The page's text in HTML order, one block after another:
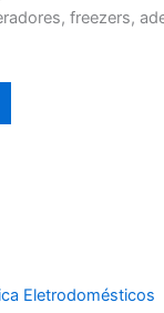
freezers,
Eletrodomésticos